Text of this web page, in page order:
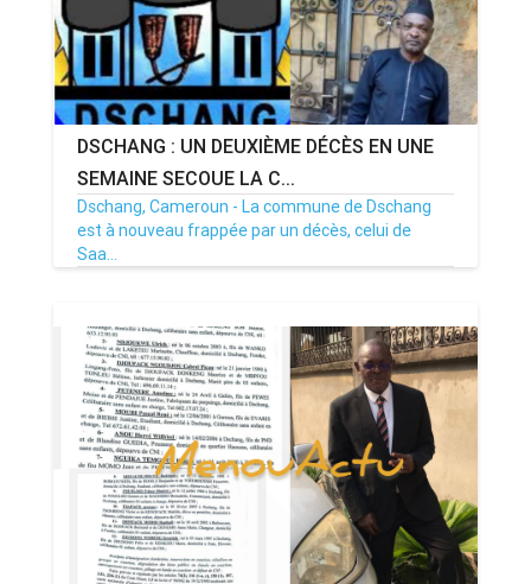
DSCHANG : UN DEUXIÈME DÉCÈS EN UNE
SEMAINE SECOUE LA C...
Dschang, Cameroun - La commune de Dschang
est à nouveau frappée par un décès, celui de
Saa...